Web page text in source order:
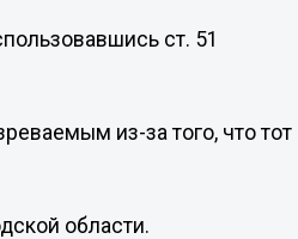
ст. 51
из-за того, что тот
области.